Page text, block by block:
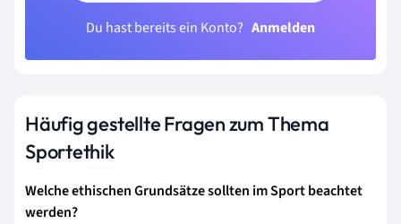
Du hast bereits ein Konto? Anmelden
Häufig gestellte Fragen zum Thema
Sportethik
Welche ethischen Grundsätze sollten im Sport beachtet
werden?